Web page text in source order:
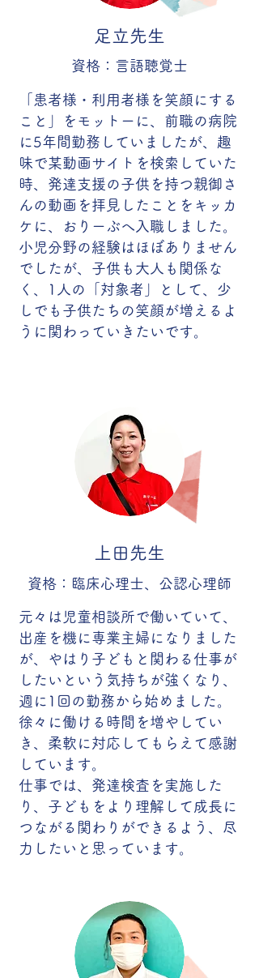
足立先生
資格： 言語聴覚士
「患者様・利用者様を笑顔にする
こと」をモットーに、前職の病院
に5年間勤務していましたが、趣
味で某動画サイトを検索していた
時、発達支援の子供を持つ親御さ
んの動画を拝見したことをキッカ
ケに、おりーぶへ入職しました。
小児分野の経験はほぼありません
でしたが、子供も大人も関係な
く、1人の「対象者」として、少
しでも子供たちの笑顔が増えるよ
うに関わっていきたいです。
上田先生
資格：臨床心理士、公認心理師
元々は児童相談所で働いていて、
出産を機に専業主婦になりました
が、やはり子どもと関わる仕事が
したいという気持ちが強くなり、
週に1回の勤務から始めました。
徐々に働ける時間を増やしてい
き、柔軟に対応してもらえて感謝
しています。
仕事では、発達検査を実施した
り、子どもをより理解して成長に
つながる関わりができるよう、尽
力したいと思っています。